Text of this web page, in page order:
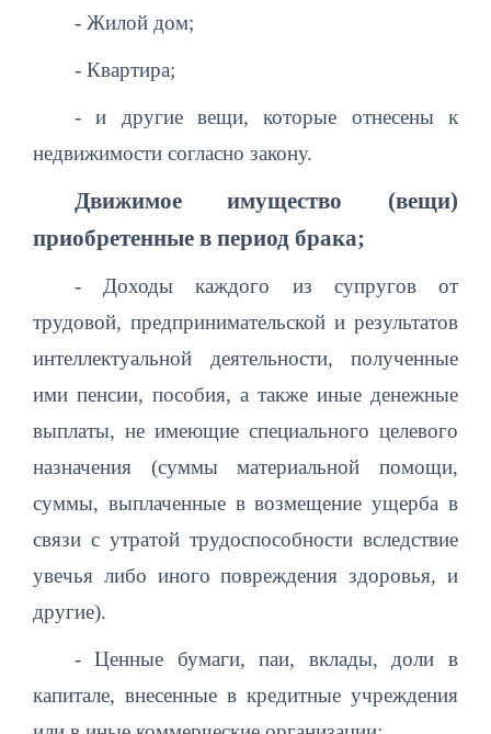
- Жилой дом;
- Квартира;
- и другие вещи, которые отнесены к
недвижимости согласно закону.
Движимое имущество (вещи)
приобретенные в период брака;
- Доходы каждого из супругов от
трудовой, предпринимательской и результатов
интеллектуальной деятельности, полученные
ими пенсии, пособия, а также иные денежные
выплаты, не имеющие специального целевого
назначения (суммы материальной помощи,
суммы, выплаченные в возмещение ущерба в
связи с утратой трудоспособности вследствие
увечья либо иного повреждения здоровья, и
другие).
- Ценные бумаги, паи, вклады, доли в
капитале, внесенные в кредитные учреждения